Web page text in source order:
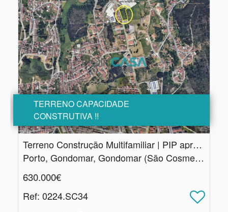
TERRENO CAPACIDADE
CONSTRUTIVA !!
Terreno Construção Multifamiliar | PIP aprovado |
Porto, Gondomar, Gondomar (São Cosme), Valbom e Jovim
630.000€
Ref: 0224.SC34